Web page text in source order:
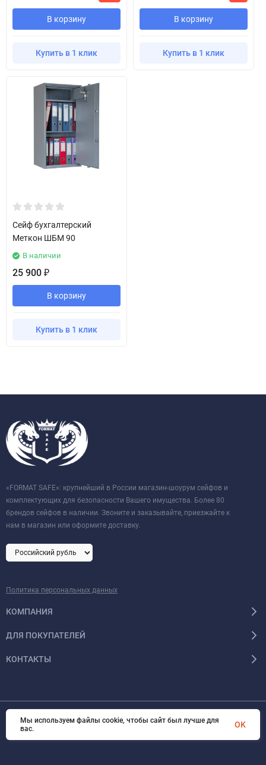
В корзину
Купить в 1 клик
В корзину
Купить в 1 клик
Сейф бухгалтерский
Меткон ШБМ 90
В наличии
25 900 ₽
В корзину
Купить в 1 клик
«FORMAT SAFE»: крупнейший в России магазин-шоурум сейфов и
комплектующих для безопасности Вашего имущества. Более 80
брендов сейфов в наличии. Звоните и заказывайте, приезжайте к
нам в магазин или оформите доставку.
Политика персональных данных
КОМПАНИЯ
ДЛЯ ПОКУПАТЕЛЕЙ
КОНТАКТЫ
© 2026 Format-safe.ru Все права защищены
Мы используем файлы cookie, чтобы сайт был лучше для
вас.
OK